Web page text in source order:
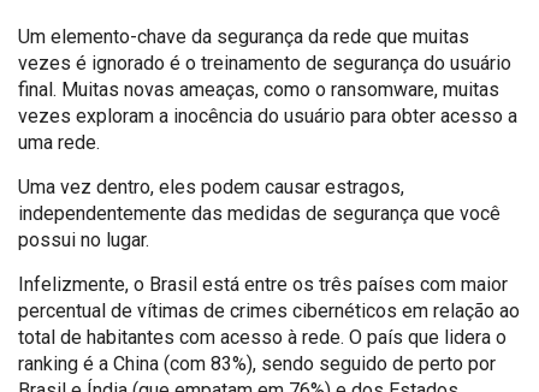
Um elemento-chave da segurança da rede que muitas
vezes é ignorado é o treinamento de segurança do usuário
final. Muitas novas ameaças, como o ransomware, muitas
vezes exploram a inocência do usuário para obter acesso a
uma rede.
Uma vez dentro, eles podem causar estragos,
independentemente das medidas de segurança que você
possui no lugar.
Infelizmente, o Brasil está entre os três países com maior
percentual de vítimas de crimes cibernéticos em relação ao
total de habitantes com acesso à rede. O país que lidera o
ranking é a China (com 83%), sendo seguido de perto por